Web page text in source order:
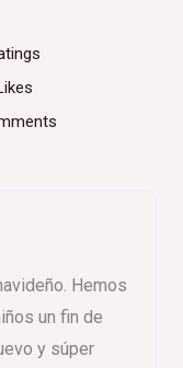
Hemos
un fin de
y súper